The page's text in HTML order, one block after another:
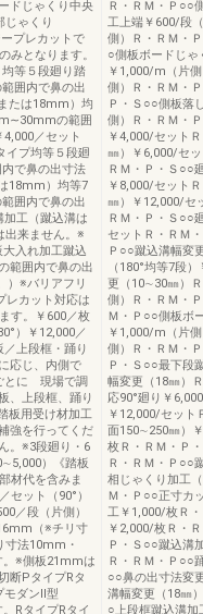
ドじゃくり中央
ゃくり
プレカットで
みとなります。
等５段廻り踏
囲内で鼻の出
は18mm）均
の範囲
／セット
イプ均等５段廻
で鼻の出寸法
）均等7
囲内で鼻の出
工（蹴込溝は
来ません。※
入れ加工蹴込
囲内で鼻の出
）※バリアフリ
レカット対応は
す。￥600／枚
）￥12,000／
上段框・踊り
応じ、内側で
とに 現場で調
、上段框、踊り
板用受け材加工
強を行ってくだ
。※3段廻り・6
）《踏板
材代を含みま
セット（90°）
／段（片側）
（※チリ寸
法10mm・
。※側板21mmは
断PタイプRタ
モダンⅡ型
RタイプRタイ
Ｒ・ＲＭ・Ｐ○○
工上端￥600/段
側）Ｒ・ＲＭ・
○側板ボードじゃ
￥1,000/m（片
側）Ｒ・ＲＭ・
Ｐ・Ｓ○○側板落
側）Ｒ・ＲＭ・
￥4,000/セット
㎜）￥6,000/セ
ＲＭ・Ｐ・Ｓ○○
￥8,000/セット
㎜）￥12,000/セ
ＲＭ・Ｐ・Ｓ○○
セットＲ・ＲＭ
Ｐ○○蹴込溝幅変
（180°均等7段
更（10∼30㎜）
側）Ｒ・ＲＭ・
Ｍ・Ｐ○○側板ボ
￥1,000/m（片
側）Ｒ・ＲＭ・
Ｐ・Ｓ○○最下段
幅変更（18㎜）
応90°廻り￥
￥12,000/セット
面150∼250㎜）
枚Ｒ・ＲＭ・Ｐ
Ｒ・ＲＭ・Ｐ○○
相じゃくり加工
Ｍ・Ｐ○○正寸カ
工￥1,000/枚Ｒ
￥2,000/枚Ｒ・
Ｐ・Ｓ○○蹴込溝
Ｒ・ＲＭ・Ｐ○○
○○鼻の出寸法変
溝幅変更（18㎜
○上段框蹴込溝